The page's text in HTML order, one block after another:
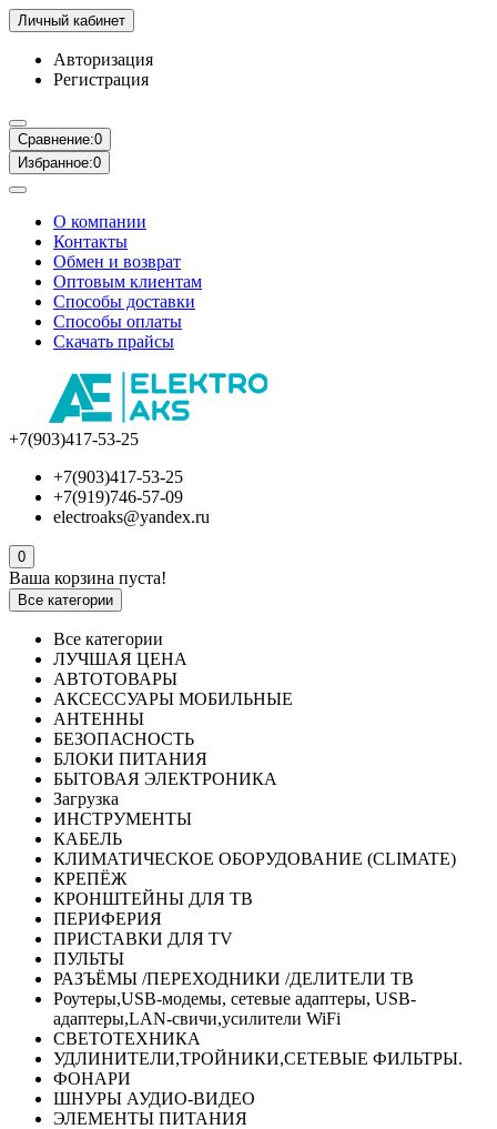
Личный кабинет
Авторизация
Регистрация
Сравнение:0
Избранное:0
О компании
Контакты
Обмен и возврат
Оптовым клиентам
Способы доставки
Способы оплаты
Скачать прайсы
+7(903)417-53-25
+7(903)417-53-25
+7(919)746-57-09
electroaks@yandex.ru
0
Ваша корзина пуста!
Все категории
Все категории
ЛУЧШАЯ ЦЕНА
АВТОТОВАРЫ
АКСЕССУАРЫ МОБИЛЬНЫЕ
АНТЕННЫ
БЕЗОПАСНОСТЬ
БЛОКИ ПИТАНИЯ
БЫТОВАЯ ЭЛЕКТРОНИКА
Загрузка
ИНСТРУМЕНТЫ
КАБЕЛЬ
КЛИМАТИЧЕСКОЕ ОБОРУДОВАНИЕ (CLIMATE)
КРЕПЁЖ
КРОНШТЕЙНЫ ДЛЯ ТВ
ПЕРИФЕРИЯ
ПРИСТАВКИ ДЛЯ TV
ПУЛЬТЫ
РАЗЪЁМЫ /ПЕРЕХОДНИКИ /ДЕЛИТЕЛИ ТВ
Роутеры,USB-модемы, сетевые адаптеры, USB-
адаптеры,LAN-свичи,усилители WiFi
СВЕТОТЕХНИКА
УДЛИНИТЕЛИ,ТРОЙНИКИ,СЕТЕВЫЕ ФИЛЬТРЫ.
ФОНАРИ
ШНУРЫ АУДИО-ВИДЕО
ЭЛЕМЕНТЫ ПИТАНИЯ